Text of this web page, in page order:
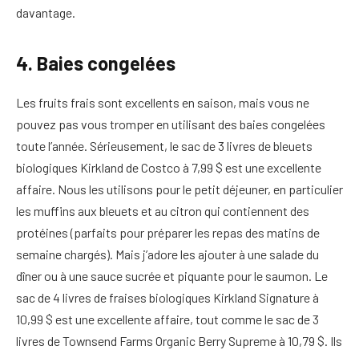
davantage.
4. Baies congelées
Les fruits frais sont excellents en saison, mais vous ne
pouvez pas vous tromper en utilisant des baies congelées
toute l’année. Sérieusement, le sac de 3 livres de bleuets
biologiques Kirkland de Costco à 7,99 $ est une excellente
affaire. Nous les utilisons pour le petit déjeuner, en particulier
les muffins aux bleuets et au citron qui contiennent des
protéines (parfaits pour préparer les repas des matins de
semaine chargés). Mais j’adore les ajouter à une salade du
dîner ou à une sauce sucrée et piquante pour le saumon. Le
sac de 4 livres de fraises biologiques Kirkland Signature à
10,99 $ est une excellente affaire, tout comme le sac de 3
livres de Townsend Farms Organic Berry Supreme à 10,79 $. Ils